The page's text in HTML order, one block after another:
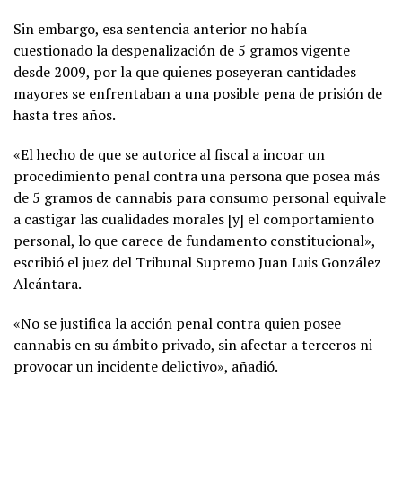
Sin embargo, esa sentencia anterior no había
cuestionado la despenalización de 5 gramos vigente
desde 2009, por la que quienes poseyeran cantidades
mayores se enfrentaban a una posible pena de prisión de
hasta tres años.
«El hecho de que se autorice al fiscal a incoar un
procedimiento penal contra una persona que posea más
de 5 gramos de cannabis para consumo personal equivale
a castigar las cualidades morales [y] el comportamiento
personal, lo que carece de fundamento constitucional»,
escribió el juez del Tribunal Supremo Juan Luis González
Alcántara.
«No se justifica la acción penal contra quien posee
cannabis en su ámbito privado, sin afectar a terceros ni
provocar un incidente delictivo», añadió.